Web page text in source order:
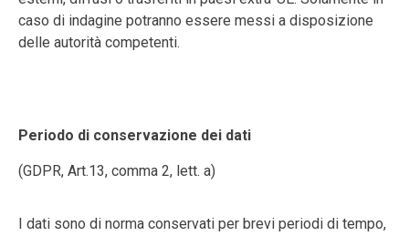
caso di indagine potranno essere messi a disposizione
delle autorità competenti.
Periodo di conservazione dei dati
(GDPR, Art.13, comma 2, lett. a)
I dati sono di norma conservati per brevi periodi di tempo,